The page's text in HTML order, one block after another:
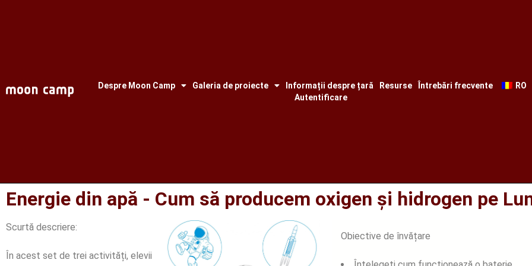
Despre Moon Camp Galeria de proiecte Informații despre țară Resurse Întrebări frecvente
RO
Autentificare
Energie din apă - Cum să producem oxigen și hidrogen pe
Scurtă descriere:
În acest set de trei activități, elevii
Obiective de învățare